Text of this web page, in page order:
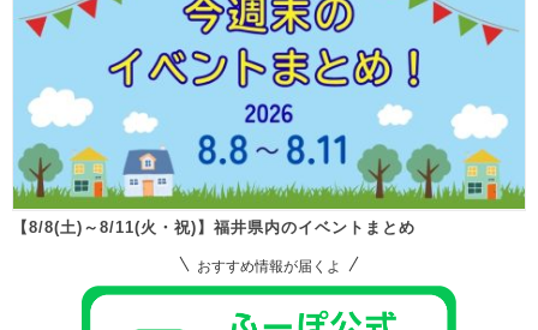
【8/8(土)～8/11(火・祝)】福井県内のイベントまとめ
おすすめ情報が届くよ